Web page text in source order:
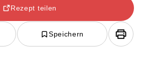
Rezept teilen
Speichern